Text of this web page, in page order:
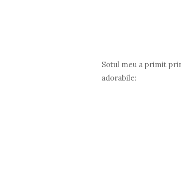
Sotul meu a primit
adorabile: